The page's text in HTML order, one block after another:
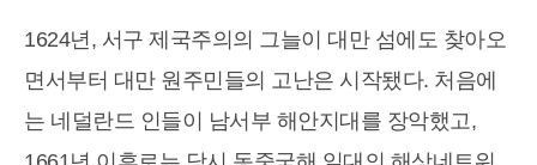
1624년, 서구 제국주의의 그늘이 대만 섬에도 찾아오
면서부터 대만 원주민들의 고난은 시작됐다. 처음에
는 네덜란드 인들이 남서부 해안지대를 장악했고,